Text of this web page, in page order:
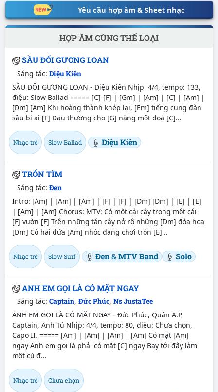
Yêu cầu hợp âm & Sheet nhạc
HỢP ÂM CÙNG THỂ LOẠI
SẦU ĐỐI GƯƠNG LOAN
Sáng tác: Diệu Kiên
SẦU ĐỐI GƯƠNG LOAN - Diệu Kiên Nhịp: 4/4, tempo: 133,
điệu: Slow Ballad ===== [C]-[F] | [Gm] | [Am] | [C] | [Am] |
[Dm] [Am] Khi hoàng thành khép lại, [Em] tiếng cung đàn
sầu bi ai [F] Đau thương cho [G] nàng một đoá [C]...
Nhạc trẻ Slow Ballad Diệu Kiên
TRỐN TÌM
Sáng tác: Đen
Intro: [Am] | [Am] | [Am] | [F] | [F] | [Dm] [Dm] | [E] | [E]
| [Am] | [Am] Chorus: MTV: Có một cái cây trong một cái
[F] vườn [F] Trên những tán cây nở rộ những [Dm] đóa hoa
[Dm] Có hai đứa [Am] nhóc đang chơi trốn [E]...
Nhạc trẻ Slow Surf Đen&MTV Band Solo
ANH EM GỌI LÀ CÓ MẶT NGAY
Sáng tác: Captain, Đức Phúc, Ns JustaTee
ANH EM GỌI LÀ CÓ MẶT NGAY - Đức Phúc, Quân A.P,
Captain, Anh Tú Nhịp: 4/4, tempo: 80, điệu: Chưa chọn,
Capo II. ===== [Am] | [Am] | [Am] | [Am] Có mặt [Am]
ngay Anh em gọi là phải có mặt [C] ngay Bay tới đây làm
một cú đ...
Nhạc trẻ Chưa chọn